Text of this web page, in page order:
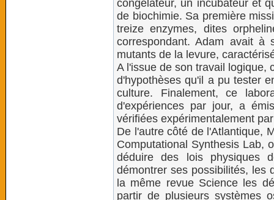
congélateur, un incubateur et
de biochimie. Sa première
treize enzymes, dites
correspondant. Adam avait à
mutants de la levure,
A l'issue de son travail logique,
d'hypothèses qu'il a pu tester
culture. Finalement, ce
d'expériences par jour, a
vérifiées expérimentalement
De l'autre côté de l'Atlantique,
Computational Synthesis Lab,
déduire des lois physiques
démontrer ses possibilités, les
la même revue Science les
partir de plusieurs systèmes